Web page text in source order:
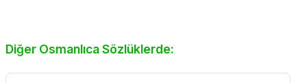
Diğer Osmanlıca Sözlüklerde: